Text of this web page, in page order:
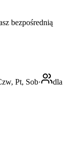
bezpośrednią
Pt, Sob·
dla